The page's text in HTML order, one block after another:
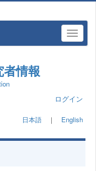
者情報
ログイン
日本語 ｜ English